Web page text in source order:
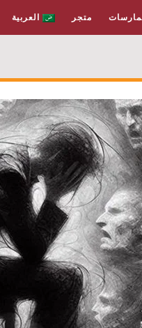
متجر العربية